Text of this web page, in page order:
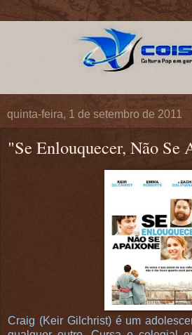
quinta-feira, 1 de setembro de 2011
"Se Enlouquecer, Não Se
Craig (Keir Gilchrist) é um